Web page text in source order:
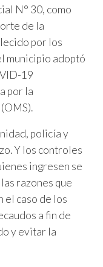
N° 30, como
de la
por los
municipio adoptó
19
por la
policía y
Y los controles
ingresen se
razones que
el caso de los
a fin de
y evitar la